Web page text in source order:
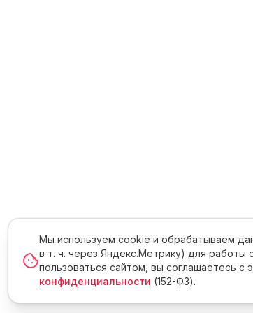
Мы используем cookie и обрабатываем
в т. ч. через Яндекс.Метрику) для работы
пользоваться сайтом, вы соглашаетесь с
конфиденциальности (152-ФЗ).